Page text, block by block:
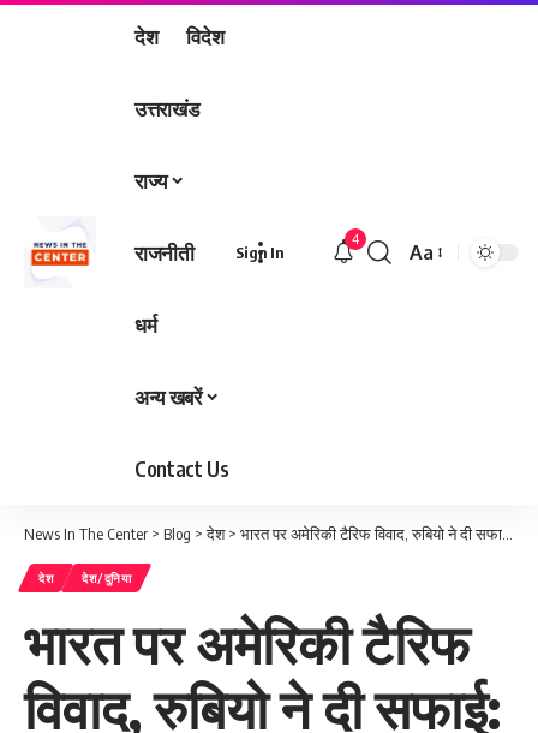
देश विदेश
उत्तराखंड
राज्य
राजनीती
धर्म
अन्य खबरें
Contact Us
Sign In
4
Font
Aa
News In The Center > Blog >देश> भारत पर अमेरिकी टैरिफ विवाद, रुबियो ने दी सफाई: ‘रूस से तेल खरीद पर लिया गया कदम’
देश देश/दुनिया
भारत पर अमेरिकी टैरिफ
विवाद, रुबियो ने दी सफाई: